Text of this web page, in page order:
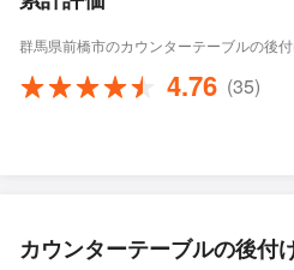
群馬県前橋市のカウンターテーブルの後
4.76 (35)
カウンターテーブルの後付